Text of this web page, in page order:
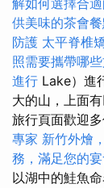
解如何選擇合
供美味的茶會
防護 太平脊椎
照需要攜帶哪
進行 Lake）進
大的山，上面
旅行頁面歡迎
專家 新竹外燴
務，滿足您的
以湖中的鮭魚命